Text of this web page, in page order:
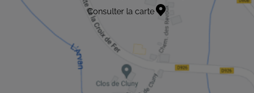
Consulter la carte